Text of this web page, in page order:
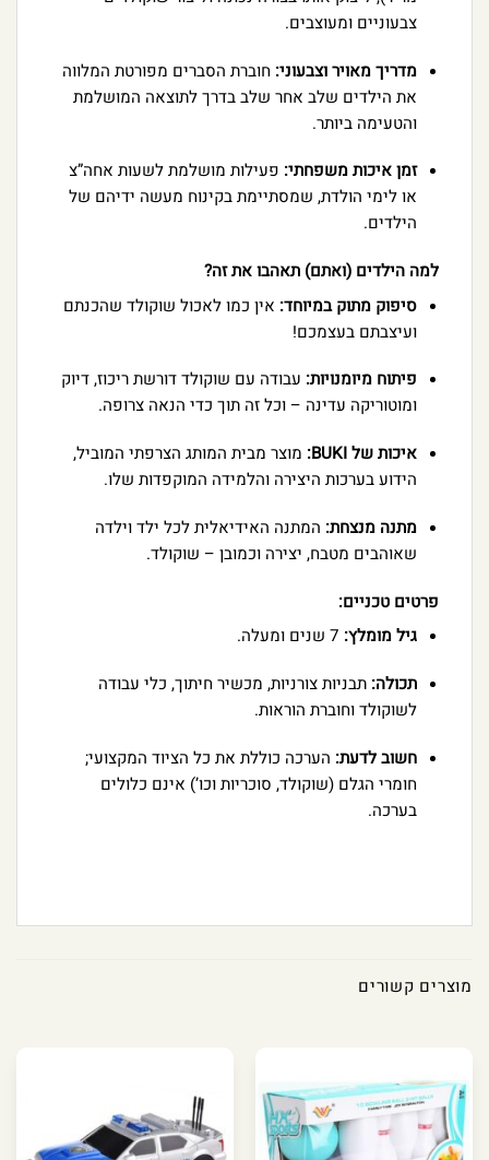
צבעוניים ומעוצבים.
מדריך מאויר וצבעוני: חוברת הסברים מפורטת המלווה
את הילדים שלב אחר שלב בדרך לתוצאה המושלמת
והטעימה ביותר.
זמן איכות משפחתי: פעילות מושלמת לשעות אחה”צ
או לימי הולדת, שמסתיימת בקינוח מעשה ידיהם של
הילדים.
למה הילדים (ואתם) תאהבו את זה?
סיפוק מתוק במיוחד: אין כמו לאכול שוקולד שהכנתם
ועיצבתם בעצמכם!
פיתוח מיומנויות: עבודה עם שוקולד דורשת ריכוז, דיוק
ומוטוריקה עדינה – וכל זה תוך כדי הנאה צרופה.
איכות של BUKI:
מוצר מבית המותג הצרפתי המוביל,
הידוע בערכות היצירה והלמידה המוקפדות שלו.
מתנה מנצחת: המתנה האידיאלית לכל ילד וילדה
שאוהבים מטבח, יצירה וכמובן – שוקולד.
פרטים טכניים:
גיל מומלץ:
תכולה: תבניות צורניות, מכשיר חיתוך, כלי עבודה
לשוקולד וחוברת הוראות.
חשוב לדעת: הערכה כוללת את כל הציוד המקצועי;
חומרי הגלם (שוקולד, סוכריות וכו’) אינם כלולים
בערכה.
מוצרים קשורים